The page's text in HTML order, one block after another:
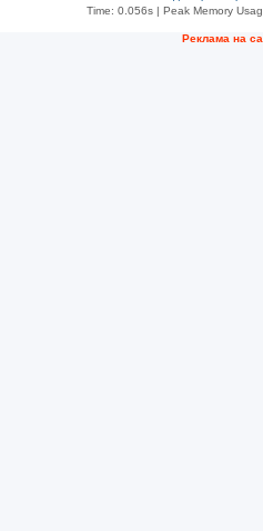
Time: 0.056s| Peak Memory
Рeклама на